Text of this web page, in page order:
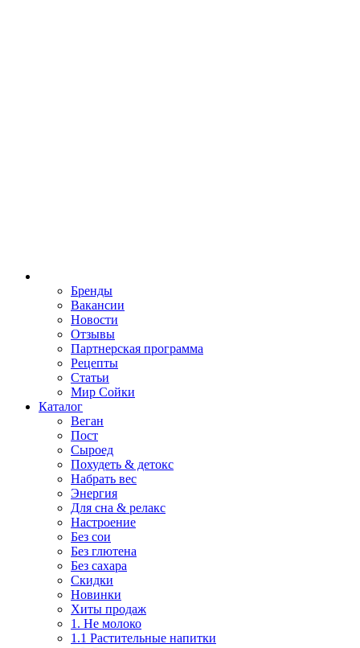
Бренды
Вакансии
Новости
Отзывы
Партнерская программа
Рецепты
Статьи
Мир Сойки
Каталог
Веган
Пост
Сыроед
Похудеть & детокс
Набрать вес
Энергия
Для сна & релакс
Настроение
Без сои
Без глютена
Без сахара
Скидки
Новинки
Хиты продаж
1. Не молоко
1.1 Растительные напитки